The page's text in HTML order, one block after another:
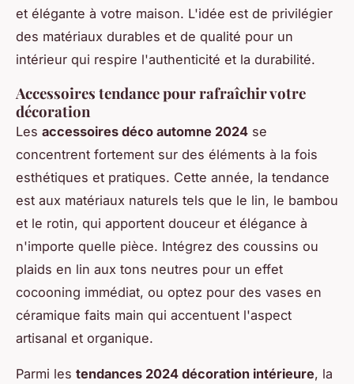
et élégante à votre maison. L'idée est de privilégier
des matériaux durables et de qualité pour un
intérieur qui respire l'authenticité et la durabilité.
Accessoires tendance pour rafraîchir votre
décoration
Les accessoires déco automne 2024 se
concentrent fortement sur des éléments à la fois
esthétiques et pratiques. Cette année, la tendance
est aux matériaux naturels tels que le lin, le bambou
et le rotin, qui apportent douceur et élégance à
n'importe quelle pièce. Intégrez des coussins ou
plaids en lin aux tons neutres pour un effet
cocooning immédiat, ou optez pour des vases en
céramique faits main qui accentuent l'aspect
artisanal et organique.
Parmi les tendances 2024 décoration intérieure, la